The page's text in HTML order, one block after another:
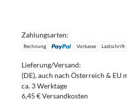
Zahlungsarten:
Rechnung Vorkasse Lastschrift
Lieferung/Versand:
(DE), auch nach Österreich & EU
ca. 3 Werktage
6,45 € Versandkosten